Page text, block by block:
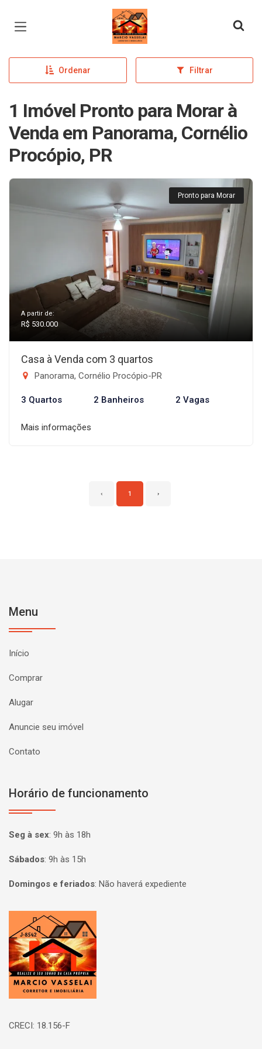
Página inicial
Ordenar Filtrar
1 Imóvel Pronto para Morar à
Venda em Panorama, Cornélio
Procópio, PR
Pronto para Morar
A partir de:
R$ 530.000
Casa à Venda com 3 quartos
Panorama, Cornélio Procópio-PR
3 Quartos 2 Banheiros 2 Vagas
Mais informações
‹ 1 ›
Menu
Início
Comprar
Alugar
Anuncie seu imóvel
Contato
Horário de funcionamento
Seg à sex: 9h às 18h
Sábados: 9h às 15h
Domingos e feriados: Não haverá expediente
Página inicial
CRECI: 18.156-F